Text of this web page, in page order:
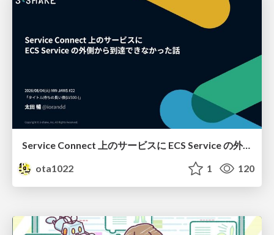
Service Connect 上のサービスに ECS Service の外側から到達できなかった話
ota1022
1 120